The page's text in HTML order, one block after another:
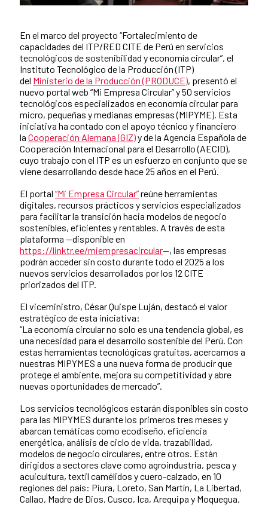
News content
En el marco del proyecto “Fortalecimiento de
capacidades del ITP/RED CITE de Perú en servicios
tecnológicos de sostenibilidad y economía circular”, el
Instituto Tecnológico de la Producción (ITP)
del Ministerio de la Producción (PRODUCE), presentó el
nuevo portal web “Mi Empresa Circular” y 50 servicios
tecnológicos especializados en economía circular para
micro, pequeñas y medianas empresas (MIPYME). Esta
iniciativa ha contado con el apoyo técnico y financiero
la Cooperación Alemana (GIZ)y de la Agencia Española de
Cooperación Internacional para el Desarrollo (AECID),
cuyo trabajo con el ITP es un esfuerzo en conjunto que se
viene desarrollando desde hace 25 años en el Perú.
El portal “Mi Empresa Circular”reúne herramientas
digitales, recursos prácticos y servicios especializados
para facilitar la transición hacia modelos de negocio
sostenibles, eficientes y rentables. A través de esta
plataforma —disponible en
https://linktr.ee/miempresacircular—, las empresas
podrán acceder sin costo durante todo el 2025 a los
nuevos servicios desarrollados por los 12 CITE
priorizados del ITP.
El viceministro, César Quispe Luján, destacó el valor
estratégico de esta iniciativa:
“La economía circular no solo es una tendencia global, es
una necesidad para el desarrollo sostenible del Perú. Con
estas herramientas tecnológicas gratuitas, acercamos a
nuestras MIPYMES a una nueva forma de producir que
protege el ambiente, mejora su competitividad y abre
nuevas oportunidades de mercado”.
Los servicios tecnológicos estarán disponibles sin costo
para las MIPYMES durante los primeros tres meses y
abarcan temáticas como ecodiseño, eficiencia
energética, análisis de ciclo de vida, trazabilidad,
modelos de negocio circulares, entre otros. Están
dirigidos a sectores clave como agroindustria, pesca y
acuicultura, textil camélidos y cuero-calzado, en 10
regiones del país: Piura, Loreto, San Martín, La Libertad,
Callao, Madre de Dios, Cusco, Ica, Arequipa y Moquegua.